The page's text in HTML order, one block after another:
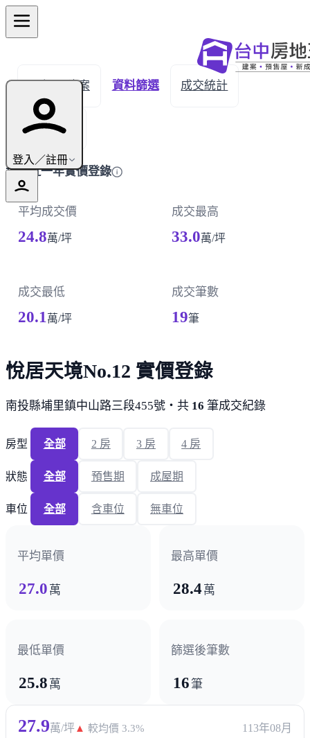
登入／註冊
← 返回建案 資料篩選 成交統計
成交明細
埔里近一年實價登錄
平均成交價
24.8萬/坪
成交最高
33.0萬/坪
成交最低
20.1萬/坪
成交筆數
19筆
悅居天境No.12 實價登錄
南投縣埔里鎮中山路三段455號・共 16 筆成交紀錄
房型 全部 2 房 3 房 4 房
狀態 全部 預售期 成屋期
車位 全部 含車位 無車位
平均單價
27.0 萬
最高單價
28.4 萬
最低單價
25.8 萬
篩選後筆數
16筆
27.9萬/坪▲ 較均價 3.3%
113年08月